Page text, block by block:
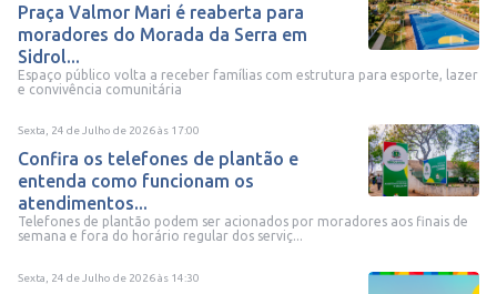
Praça Valmor Mari é reaberta para
moradores do Morada da Serra em
Sidrol...
Espaço público volta a receber famílias com estrutura para esporte, lazer
e convivência comunitária
Sexta, 24 de Julho de 2026às 17:00
Confira os telefones de plantão e
entenda como funcionam os
atendimentos...
Telefones de plantão podem ser acionados por moradores aos finais de
semana e fora do horário regular dos serviç...
Sexta, 24 de Julho de 2026às 14:30